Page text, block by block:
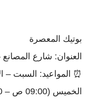
بوتيك المعصرة
العنوان: شارع